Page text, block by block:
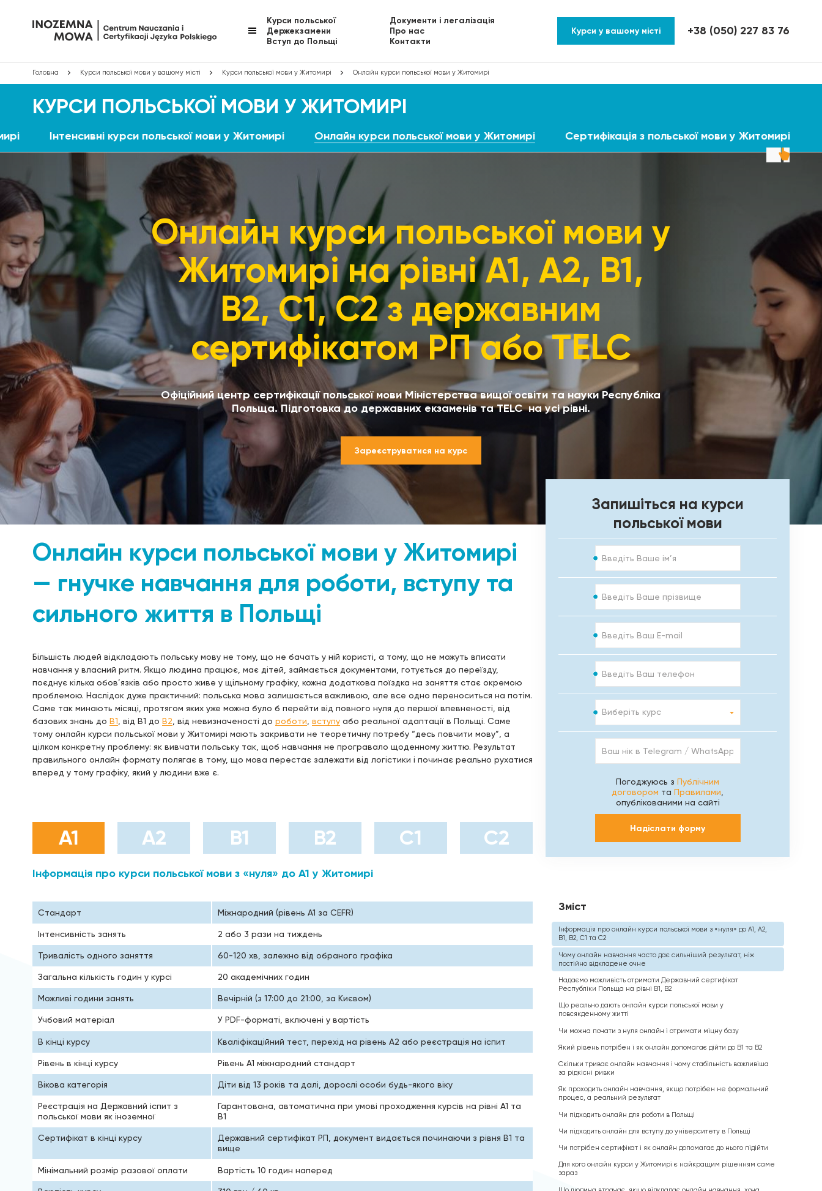
Курси польської
Держекзамени
Вступ до Польщі
Документи і легалізація
Про нас
Контакти
Курси у вашому місті +38 (050) 227 83 76
Головна Курси польської мови у вашому місті Курси польської мови у Житомирі Онлайн курси польської мови у Житомирі
КУРСИ ПОЛЬСЬКОЇ МОВИ У ЖИТОМИРІ
Інтенсивні курси польської мови у Житомирі Онлайн курси польської мови у Житомирі Сертифікація з польської мови у Житомирі
Онлайн курси польської мови у
Житомирі на рівні А1, А2, В1,
В2, С1, С2 з державним
сертифікатом РП або TELC
Офіційний центр сертифікації польської мови Міністерства вищої освіти та науки Республіка
Польща. Підготовка до державних екзаменів та TELC на усі рівні.
Зареєструватися на курс
Онлайн курси польської мови у Житомирі
— гнучке навчання для роботи, вступу та
сильного життя в Польщі
Більшість людей відкладають польську мову не тому, що не бачать у ній користі, а тому, що не можуть вписати
навчання у власний ритм. Якщо людина працює, має дітей, займається документами, готується до переїзду,
поєднує кілька обов’язків або просто живе у щільному графіку, кожна додаткова поїздка на заняття стає окремою
проблемою. Наслідок дуже практичний: польська мова залишається важливою, але все одно переноситься на потім.
Саме так минають місяці, протягом яких уже можна було б перейти від повного нуля до першої впевненості, від
базових знань до B1 , від B1 до B2 , від невизначеності до роботи вступуабо реальної адаптації в Польщі. Саме
тому онлайн курси польської мови у Житомирі мають закривати не теоретичну потребу “десь повчити мову”, а
цілком конкретну проблему: як вивчати польську так, щоб навчання не програвало щоденному життю. Результат
правильного онлайн формату полягає в тому, що мова перестає залежати від логістики і починає реально рухатися
вперед у тому графіку, який у людини вже є.
А1 А2 B1 B2 С1 С2
Інформація про курси польської мови з «нуля» до А1 у Житомирі
Стандарт Міжнародний (рівень A1 за CEFR)
Інтенсивність занять 2 або 3 рази на тиждень
Тривалість одного заняття 60-120 хв, залежно від обраного графіка
Загальна кількість годин у курсі 20 академічних годин
Можливі години занять Вечірній (з 17:00 до 21:00, за Києвом)
Учбовий матеріал У PDF-форматі, включені у вартість
В кінці курсу Кваліфікаційний тест, перехід на рівень A2 або реєстрація на іспит
Рівень в кінці курсу Рівень А1 міжнародний стандарт
Вікова категорія Діти від 13 років та далі, дорослі особи будь-якого віку
Реєстрація на Державний іспит з
польської мови як іноземної
Гарантована, автоматична при умові проходження курсів на рівні А1 та
В1
Сертифікат в кінці курсу
Державний сертифікат РП, документ видається починаючи з рівня В1 та
вище
Мінімальний розмір разової оплати Вартість 10 годин наперед
Запишіться на курси
польської мови
mail
Виберіть курс
нік
в
WhatsApp
Viber
Погоджуюсь зПублічним
договором таПравилами
опублікованими на сайті
Надіслати форму
Зміст
Інформація про онлайн курси польської мови з «нуля» до А1, А2,
В1, В2, С1 та С2
Чому онлайн навчання часто дає сильніший результат, ніж
постійно відкладене очне
Надаємо можливість отримати Державний сертифікат
Республіки Польща на рівні В1, В2
Що реально дають онлайн курси польської мови у
повсякденному житті
Чи можна почати з нуля онлайн і отримати міцну базу
Який рівень потрібен і як онлайн допомагає дійти до B1 та B2
Скільки триває онлайн навчання і чому стабільність важливіша
за рідкісні ривки
Як проходить онлайн навчання, якщо потрібен не формальний
процес, а реальний результат
Чи підходить онлайн для роботи в Польщі
Чи підходить онлайн для вступу до університету в Польщі
Чи потрібен сертифікат і як онлайн допомагає до нього підійти
Для кого онлайн курси у Житомирі є найкращим рішенням саме
зараз